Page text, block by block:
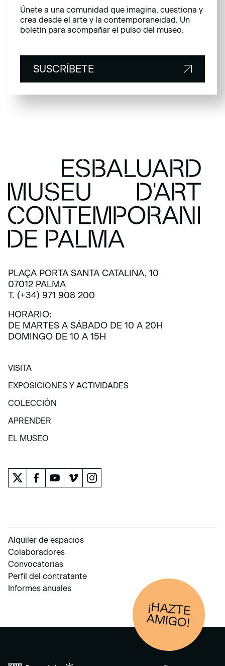
Únete a una comunidad que imagina, cuestiona y
crea desde el arte y la contemporaneidad. Un
boletín para acompañar el pulso del museo.
SUSCRÍBETE
SUSCRÍBETE
PLAÇA PORTA SANTA CATALINA, 10
07012 PALMA
T. (+34) 971 908 200
HORARIO:
DE MARTES A SÁBADO DE 10 A 20H
DOMINGO DE 10 A 15H
VISITA
EXPOSICIONES Y ACTIVIDADES
EXPOSICIONES Y ACTIVIDADES
COLECCIÓN
APRENDER
EL MUSEO
Alquiler de espacios
Colaboradores
Convocatorias
Perfil del contratante
Informes anuales
¡HAZTE
AM
IGO!